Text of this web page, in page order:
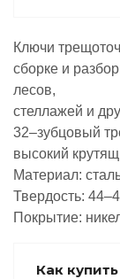
Ключи
сборке и
лесов,
стеллажей и
32–зубцовый
высокий
Материал:
Твердость:
Покрытие:
Как купить